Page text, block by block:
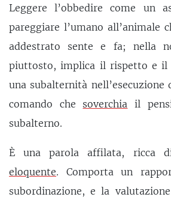
Leggere l’obbedire come un
pareggiare l’umano all’animale
addestrato sente e fa; nella
piuttosto, implica il rispetto e il
una subalternità nell’esecuzione
comando che soverchia il
subalterno.
È una parola affilata, ricca
eloquente. Comporta un
subordinazione, e la